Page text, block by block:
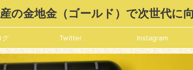
の金地金（ゴールド）で次世代に
グ Twitter Instagram